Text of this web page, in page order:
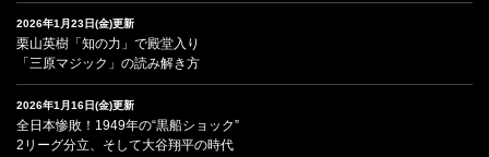
2026年1月23日(金)更新
栗山英樹「知の力」で殿堂入り
「三原マジック」の読み解き方
2026年1月16日(金)更新
全日本惨敗！1949年の“黒船ショック”
2リーグ分立、そして大谷翔平の時代